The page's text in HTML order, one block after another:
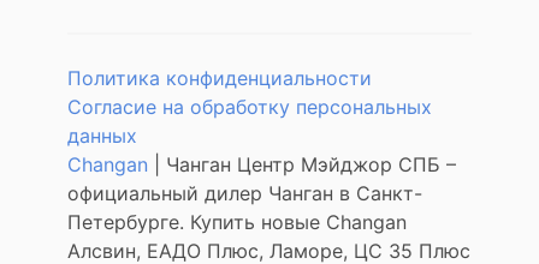
Политика конфиденциальности
Согласие на обработку персональных
данных
Changan | Чанган Центр Мэйджор СПБ –
официальный дилер Чанган в Санкт-
Петербурге. Купить новые Changan
Алсвин, ЕАДО Плюс, Ламоре, ЦС 35 Плюс